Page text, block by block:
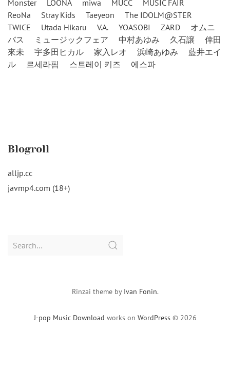
Monster LOONA miwa MUCC
MUSIC FAIR
ReoNa
Stray Kids Taeyeon
The IDOLM@STER
TWICE
Utada Hikaru V.A. YOASOBI ZARD
オムニ
バス
ミュージックフェア 中村あゆみ 久石譲
倖田
來未
宇多田ヒカル 家入レオ 浜崎あゆみ
藍井エイ
ル
르세라핌 스트레이 키즈 에스파
Blogroll
alljp.cc
javmp4.com (18+)
Search
J-pop Music Download works on WordPress © 2026
Rinzai theme by Ivan Fonin.